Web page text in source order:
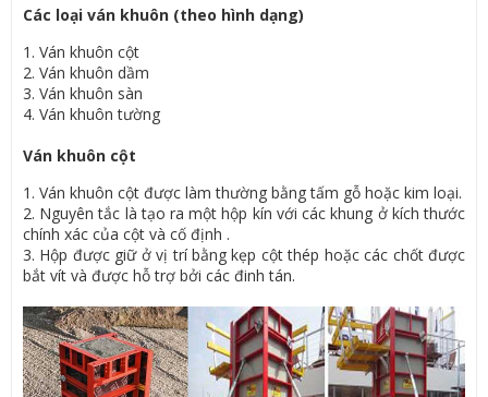
Các loại ván khuôn (theo hình dạng)
1. Ván khuôn cột
2. Ván khuôn dầm
3. Ván khuôn sàn
4. Ván khuôn tường
Ván khuôn cột
1. Ván khuôn cột được làm thường bằng tấm gỗ hoặc kim loại.
2. Nguyên tắc là tạo ra một hộp kín với các khung ở kích thước
chính xác của cột và cố định .
3. Hộp được giữ ở vị trí bằng kẹp cột thép hoặc các chốt được
bắt vít và được hỗ trợ bởi các đinh tán.